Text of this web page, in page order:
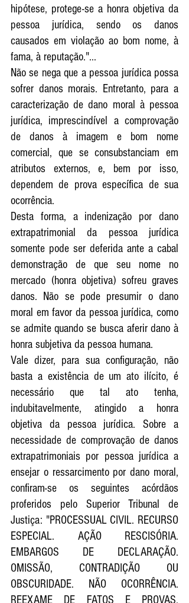
hipótese, protege-se a honra objetiva da
pessoa jurídica, sendo os danos
causados em violação ao bom nome, à
fama, à reputação."...
Não se nega que a pessoa jurídica possa
sofrer danos morais. Entretanto, para a
caracterização de dano moral à pessoa
jurídica, imprescindível a comprovação
de danos à imagem e bom nome
comercial, que se consubstanciam em
atributos externos, e, bem por isso,
dependem de prova específica de sua
ocorrência.
Desta forma, a indenização por dano
extrapatrimonial da pessoa jurídica
somente pode ser deferida ante a cabal
demonstração de que seu nome no
mercado (honra objetiva) sofreu graves
danos. Não se pode presumir o dano
moral em favor da pessoa jurídica, como
se admite quando se busca aferir dano à
honra subjetiva da pessoa humana.
Vale dizer, para sua configuração, não
basta a existência de um ato ilícito, é
necessário que tal ato tenha,
indubitavelmente, atingido a honra
objetiva da pessoa jurídica. Sobre a
necessidade de comprovação de danos
extrapatrimoniais por pessoa jurídica a
ensejar o ressarcimento por dano moral,
confiram-se os seguintes acórdãos
proferidos pelo Superior Tribunal de
Justiça: "PROCESSUAL CIVIL. RECURSO
ESPECIAL. AÇÃO RESCISÓRIA.
EMBARGOS DE DECLARAÇÃO.
OMISSÃO, CONTRADIÇÃO OU
OBSCURIDADE. NÃO OCORRÊNCIA.
REEXAME DE FATOS E PROVAS.